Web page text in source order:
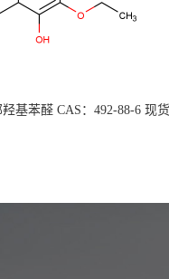
基苯醛 CAS：492-88-6 现货